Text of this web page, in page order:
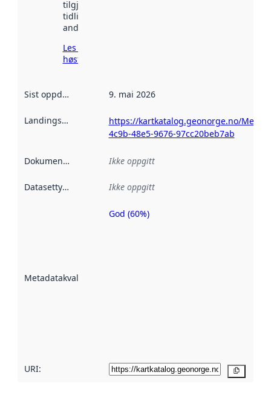
tilgjengelig
tidligere
andre steder.
Les mer om
høsting her
Sist oppdatert 9. mai 2026
Landingsside
https://kartkatalog.geonorge.no/
4c9b-48e5-9676-97cc20beb7ab
Dokumentasjon Ikke oppgitt
Datasettype Ikke oppgitt
Metadatakvalitet
Metadatakvalitet
God (60%)
URI: